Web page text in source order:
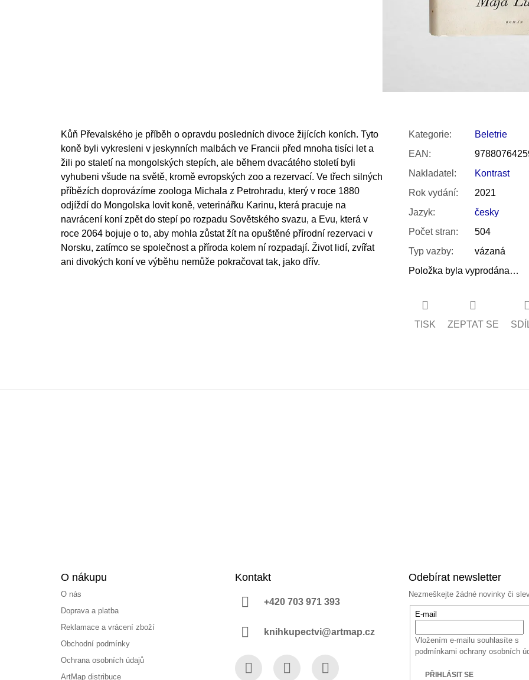
Kůň Převalského je příběh o opravdu posledních divoce žijících koních. Tyto
koně byli vykresleni v jeskynních malbách ve Francii před mnoha tisíci let a
žili po staletí na mongolských stepích, ale během dvacátého století byli
vyhubeni všude na světě, kromě evropských zoo a rezervací. Ve třech silných
příbězích doprovázíme zoologa Michala z Petrohradu, který v roce 1880
odjíždí do Mongolska lovit koně, veterinářku Karinu, která pracuje na
navrácení koní zpět do stepí po rozpadu Sovětského svazu, a Evu, která v
roce 2064 bojuje o to, aby mohla zůstat žít na opuštěné přírodní rezervaci v
Norsku, zatímco se společnost a příroda kolem ní rozpadají. Život lidí, zvířat
ani divokých koní ve výběhu nemůže pokračovat tak, jako dřív.
Kategorie:
Beletrie
EAN :
Nakladatel :
Kontrast
Rok vydání:
2021
Jazyk:
česky
Počet stran:
504
Typ vazby:
vázaná
Položka byla vyprodána…
TISK ZEPTAT SE
O nákupu
O nás
Doprava a platba
Reklamace a vrácení zboží
Obchodní podmínky
Ochrana osobních údajů
ArtMap distribuce
Kontakt
+420 703 971 393
knihkupectvi@artmap.cz
Odebírat newsletter
Nezmeškejte žádné novinky či
E-mail
Vložením e-mailu souhlasíte s
podmínkami ochrany osobních
PŘIHLÁSIT SE